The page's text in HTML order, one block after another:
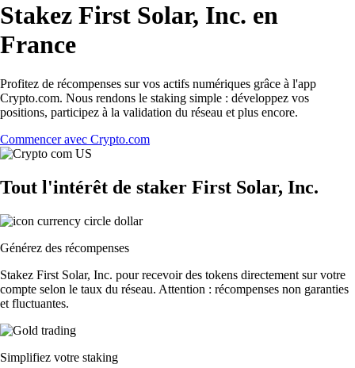
Stakez First Solar, Inc. en
France
Profitez de récompenses sur vos actifs numériques grâce à l'app
Crypto.com. Nous rendons le staking simple : développez vos
positions, participez à la validation du réseau et plus encore.
Commencer avec Crypto.com
Tout l'intérêt de staker First Solar, Inc.
Générez des récompenses
Stakez First Solar, Inc. pour recevoir des tokens directement sur votre
compte selon le taux du réseau. Attention : récompenses non garanties
et fluctuantes.
Simplifiez votre staking